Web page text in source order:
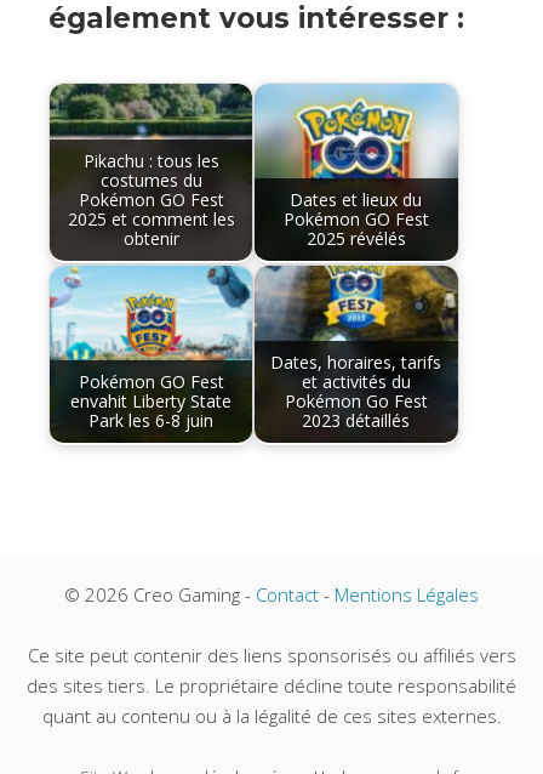
également vous intéresser :
Pikachu : tous les
costumes du
Pokémon GO Fest
2025 et comment les
obtenir
Dates et lieux du
Pokémon GO Fest
2025 révélés
Pokémon GO Fest
envahit Liberty State
Park les 6-8 juin
Dates, horaires, tarifs
et activités du
Pokémon Go Fest
2023 détaillés
© 2026 Creo Gaming - Contact - Mentions Légales
Ce site peut contenir des liens sponsorisés ou affiliés vers
des sites tiers. Le propriétaire décline toute responsabilité
quant au contenu ou à la légalité de ces sites externes.